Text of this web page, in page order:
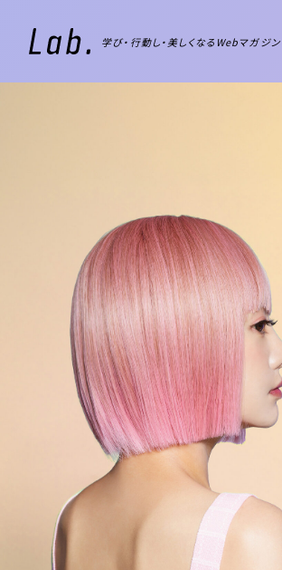
学び・行動し・美しくなるWebマガジン